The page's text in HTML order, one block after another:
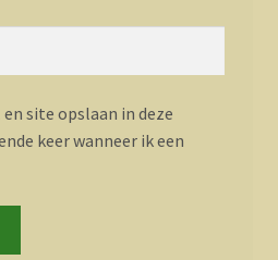
site opslaan in deze
keer wanneer ik een